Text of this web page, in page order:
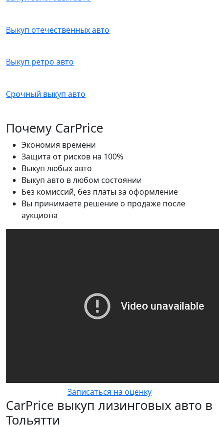
Выкуп отечественных авто
Выкуп ретро авто
Срочный выкуп авто
Почему CarPrice
Экономия времени
Защита от рисков на 100%
Выкуп любых авто
Выкуп авто в любом состоянии
Без комиссий, без платы за оформление
Вы принимаете решение о продаже после
аукциона
Записаться на оценку
CarPrice выкуп лизинговых авто в
Тольятти